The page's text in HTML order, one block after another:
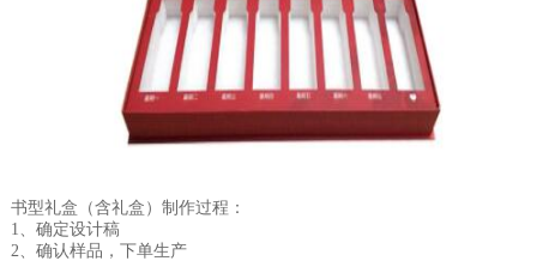
书型礼盒（含礼盒）制作过程：
1、确定设计稿
2、确认样品，下单生产